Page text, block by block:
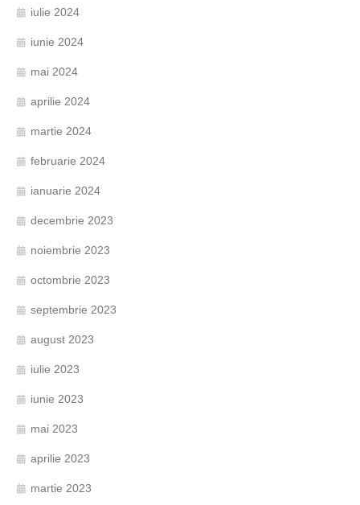
iulie 2024
iunie 2024
mai 2024
aprilie 2024
martie 2024
februarie 2024
ianuarie 2024
decembrie 2023
noiembrie 2023
octombrie 2023
septembrie 2023
august 2023
iulie 2023
iunie 2023
mai 2023
aprilie 2023
martie 2023